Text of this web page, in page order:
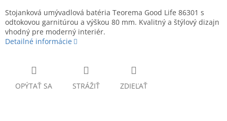
Stojanková umývadlová batéria Teorema Good Life 86301 s
odtokovou garnitúrou a výškou 80 mm. Kvalitný a štýlový dizajn
vhodný pre moderný interiér.
Detailné informácie
OPÝTAŤ SA STRÁŽIŤ ZDIEĽAŤ